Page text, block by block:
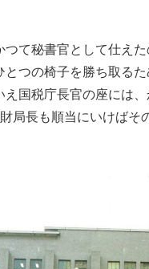
て秘書官として仕え
つの椅子を勝ち取る
国税庁長官の座には
局長も順当にいけばそ